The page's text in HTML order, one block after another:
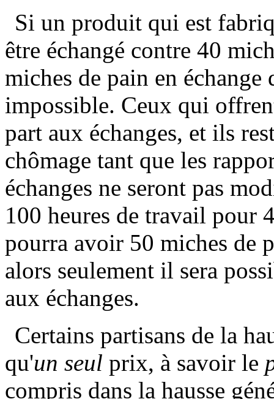
Si un produit qui est
être échangé contre 40
miches de pain en
impossible. Ceux qui
part aux échanges, et ils
chômage tant que les
échanges ne seront pas
100 heures de travail pour
pourra avoir 50 miches de
alors seulement il sera
aux échanges.
Certains partisans de la
qu'un seul prix, à savoir le
compris dans la hausse